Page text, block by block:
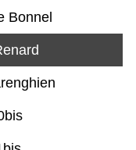
Bonnel